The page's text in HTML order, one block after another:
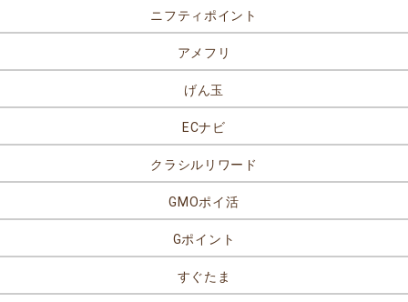
ニフティポイント
アメフリ
げん玉
ECナビ
クラシルリワード
GMOポイ活
Gポイント
すぐたま